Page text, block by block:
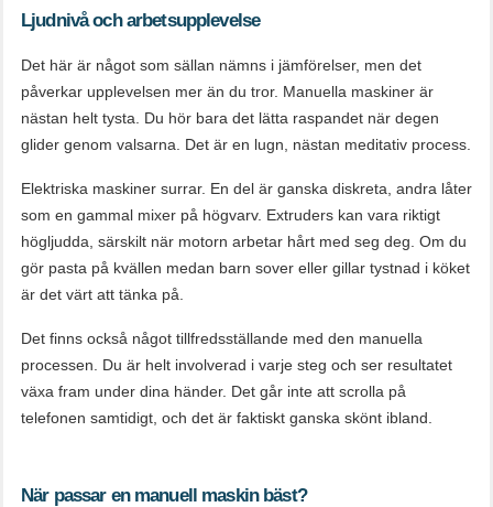
Ljudnivå och arbetsupplevelse
Det här är något som sällan nämns i jämförelser, men det
påverkar upplevelsen mer än du tror. Manuella maskiner är
nästan helt tysta. Du hör bara det lätta raspandet när degen
glider genom valsarna. Det är en lugn, nästan meditativ process.
Elektriska maskiner surrar. En del är ganska diskreta, andra låter
som en gammal mixer på högvarv. Extruders kan vara riktigt
högljudda, särskilt när motorn arbetar hårt med seg deg. Om du
gör pasta på kvällen medan barn sover eller gillar tystnad i köket
är det värt att tänka på.
Det finns också något tillfredsställande med den manuella
processen. Du är helt involverad i varje steg och ser resultatet
växa fram under dina händer. Det går inte att scrolla på
telefonen samtidigt, och det är faktiskt ganska skönt ibland.
När passar en manuell maskin bäst?